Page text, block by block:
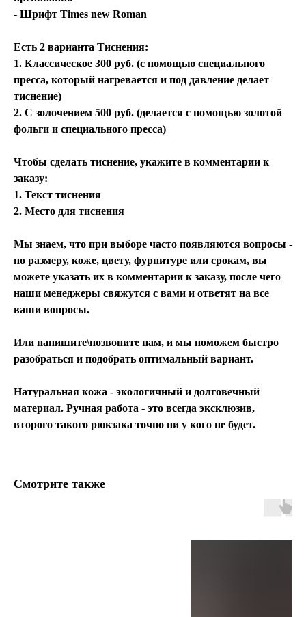
- Шрифт Times new Roman
Есть 2 варианта Тиснения:
1. Классическое 300 руб. (с помощью специального
пресса, который нагревается и под давление делает
тиснение)
2. С золочением 500 руб. (делается с помощью золотой
фольги и специального пресса)
Чтобы сделать тиснение, укажите в комментарии к
заказу:
1. Текст тиснения
2. Место для тиснения
Мы знаем, что при выборе часто появляются вопросы -
по размеру, коже, цвету, фурнитуре или срокам, вы
можете указать их в комментарии к заказу, после чего
наши менеджеры свяжутся с вами и ответят на все
ваши вопросы.
Или напишите\позвоните нам, и мы поможем быстро
разобраться и подобрать оптимальный вариант.
Натуральная кожа - экологичный и долговечный
материал. Ручная работа - это всегда эксклюзив,
второго такого рюкзака точно ни у кого не будет.
Смотрите также